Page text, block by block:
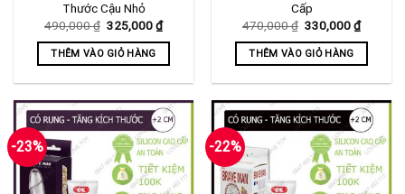
trên
sản
Thước Cậu Nhỏ
490,000₫ Giá
là:
490,000 ₫.
325,000₫Giá
hiện
tại
THÊM VÀO GIỎ HÀNG
Cấp
470,000₫ Giá
là:
470,000 ₫.
330,000₫Giá
hiện
tại
THÊM VÀO GIỎ HÀNG
-23% -22%